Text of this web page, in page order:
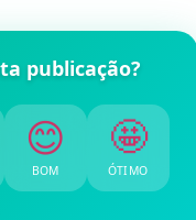
publicação?
😊
BOM
🤩
ÓTIMO